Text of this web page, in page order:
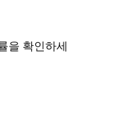
을 확인하세